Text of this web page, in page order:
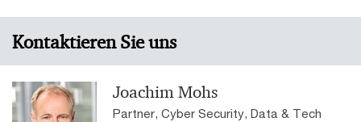
Kontaktieren Sie uns
Joachim Mohs
Partner, Cyber Security, Data & Tech